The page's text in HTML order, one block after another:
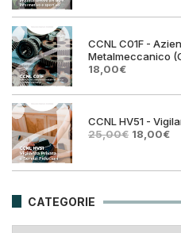
CCNL C01F -
Metalmeccanico
Il
originale
25,00€.
18,00€Il
attuale
18,00€.
CCNL HV51 -
25,00€ Il
era:
18,00€Il
è:
CATEGORIE